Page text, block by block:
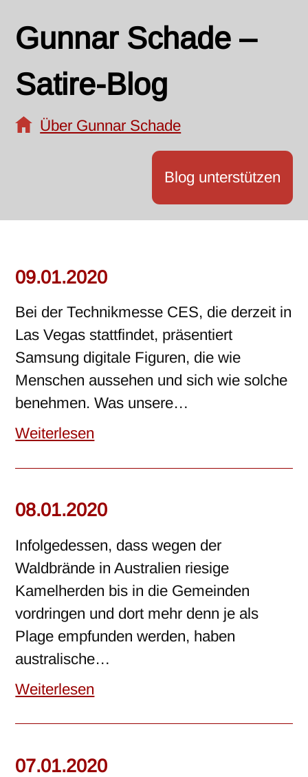
Gunnar Schade –
Satire-Blog
Über Gunnar Schade
Blog unterstützen
09.01.2020
Bei der Technikmesse CES, die derzeit in
Las Vegas stattfindet, präsentiert
Samsung digitale Figuren, die wie
Menschen aussehen und sich wie solche
benehmen. Was unsere…
Weiterlesen
08.01.2020
Infolgedessen, dass wegen der
Waldbrände in Australien riesige
Kamelherden bis in die Gemeinden
vordringen und dort mehr denn je als
Plage empfunden werden, haben
australische…
Weiterlesen
07.01.2020